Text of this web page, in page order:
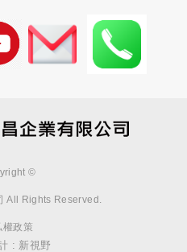
©
All Rights Reserved.
權政策
: 新視野